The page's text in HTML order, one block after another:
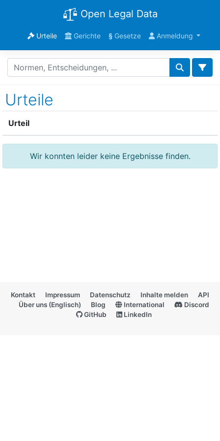
Open Legal Data
Urteile Gerichte §Gesetze Anmeldung
Urteile
Urteil
Wir konnten leider keine Ergebnisse finden.
Kontakt Impressum Datenschutz Inhalte melden
API
Über uns (Englisch)
Blog International
Discord
GitHub
LinkedIn